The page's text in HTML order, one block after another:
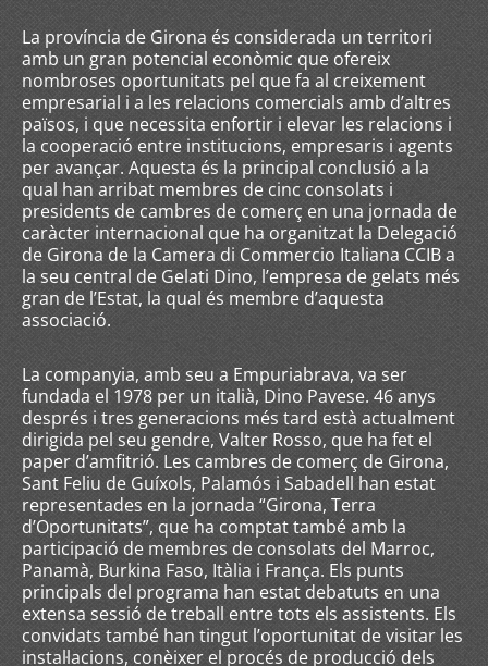
La província de Girona és considerada un territori
amb un gran potencial econòmic que ofereix
nombroses oportunitats pel que fa al creixement
empresarial i a les relacions comercials amb d’altres
països, i que necessita enfortir i elevar les relacions i
la cooperació entre institucions, empresaris i agents
per avançar. Aquesta és la principal conclusió a la
qual han arribat membres de cinc consolats i
presidents de cambres de comerç en una jornada de
caràcter internacional que ha organitzat la Delegació
de Girona de la Camera di Commercio Italiana CCIB a
la seu central de Gelati Dino, l’empresa de gelats més
gran de l’Estat, la qual és membre d’aquesta
associació.
La companyia, amb seu a Empuriabrava, va ser
fundada el 1978 per un italià, Dino Pavese. 46 anys
després i tres generacions més tard està actualment
dirigida pel seu gendre, Valter Rosso, que ha fet el
paper d’amfitrió. Les cambres de comerç de Girona,
Sant Feliu de Guíxols, Palamós i Sabadell han estat
representades en la jornada “Girona, Terra
d’Oportunitats”, que ha comptat també amb la
participació de membres de consolats del Marroc,
Panamà, Burkina Faso, Itàlia i França. Els punts
principals del programa han estat debatuts en una
extensa sessió de treball entre tots els assistents. Els
convidats també han tingut l’oportunitat de visitar les
instal·lacions, conèixer el procés de producció dels